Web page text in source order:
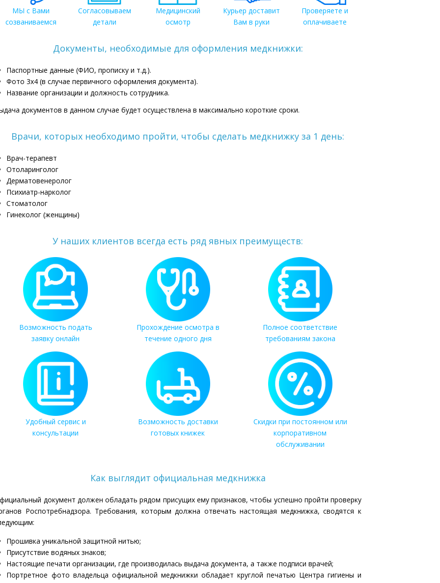
МЫ с Вами
созваниваемся
Согласовываем
детали
Медицинский
осмотр
Курьер доставит
Вам в руки
Проверяете и
оплачиваете
Документы, необходимые для оформления медкнижки:
Паспортные данные (ФИО, прописку и т.д.).
Фото 3х4 (в случае первичного оформления документа).
Название организации и должность сотрудника.
документов в данном случае будет осуществлена в максимально короткие сроки.
Врачи, которых необходимо пройти, чтобы сделать медкнижку за 1 день:
Врач-терапевт
Отоларинголог
Дерматовенеролог
Психиатр-нарколог
Стоматолог
Гинеколог (женщины)
У наших клиентов всегда есть ряд явных преимуществ:
Возможность подать
заявку онлайн
Прохождение осмотра в
течение одного дня
Полное соответствие
требованиям закона
Удобный сервис и
консультации
Возможность доставки
готовых книжек
Скидки при постоянном или
корпоративном
обслуживании
Как выглядит официальная медкнижка
документ должен обладать рядом присущих ему признаков, чтобы успешно пройти проверку
Роспотребнадзора. Требования, которым должна отвечать настоящая медкнижка, сводятся к
Прошивка уникальной защитной нитью;
Присутствие водяных знаков;
Настоящие печати организации, где производилась выдача документа, а также подписи врачей;
Портретное фото владельца официальной медкнижки обладает круглой печатью Центра гигиены и